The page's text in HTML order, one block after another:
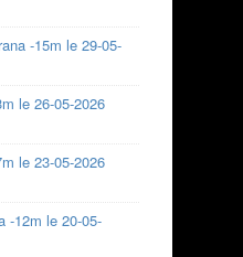
-15m le 29-05-
le 26-05-2026
le 23-05-2026
-12m le 20-05-